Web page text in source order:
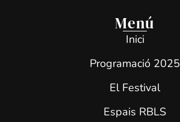
Menú
Inici
Programació 2025
El Festival
Espais RBLS